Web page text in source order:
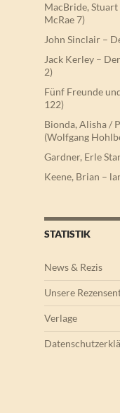
MacBride,
McRae 7)
John Sinclair –
Jack Kerley –
2)
Fünf Freunde
122)
Bionda, Alisha /
(Wolfgang
Gardner, Erle
Keene, Brian –
STATISTIK
News & Rezis
Unsere
Verlage